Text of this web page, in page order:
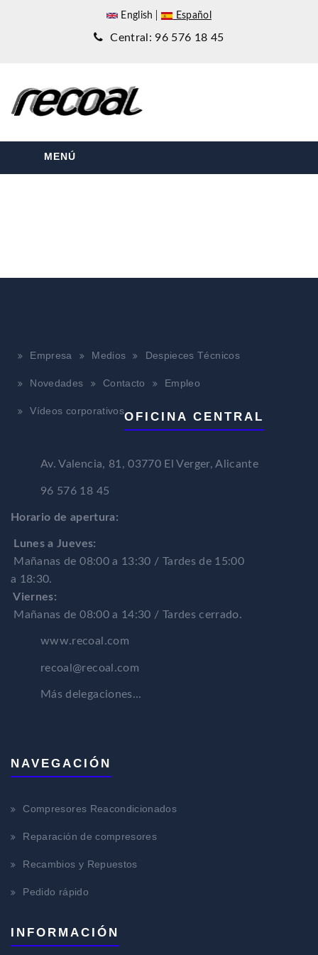
English Español
Central: 96 576 18 45
MENÚ
Empresa Medios Despieces Técnicos
Novedades Contacto Empleo
Vídeos corporativosOFICINA CENTRAL
Av. Valencia, 81, 03770 El Verger, Alicante
96 576 18 45
Horario de apertura:
Lunes a Jueves:
Mañanas de 08:00 a 13:30 / Tardes de 15:00
a 18:30.
Viernes:
Mañanas de 08:00 a 14:30 / Tardes cerrado.
www.recoal.com
recoal@recoal.com
Más delegaciones...
NAVEGACIÓN
Compresores Reacondicionados
Reparación de compresores
Recambios y Repuestos
Pedido rápido
INFORMACIÓN